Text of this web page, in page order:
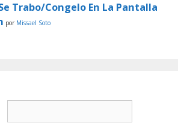
Trabo/Congelo En La Pantalla
por Missael Soto